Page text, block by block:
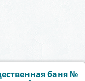
баня №